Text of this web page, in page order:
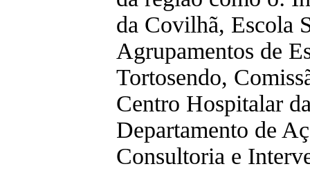
da Covilhã, Escola
Agrupamentos de
Tortosendo,
Centro Hospitalar
Departamento de
Consultoria e